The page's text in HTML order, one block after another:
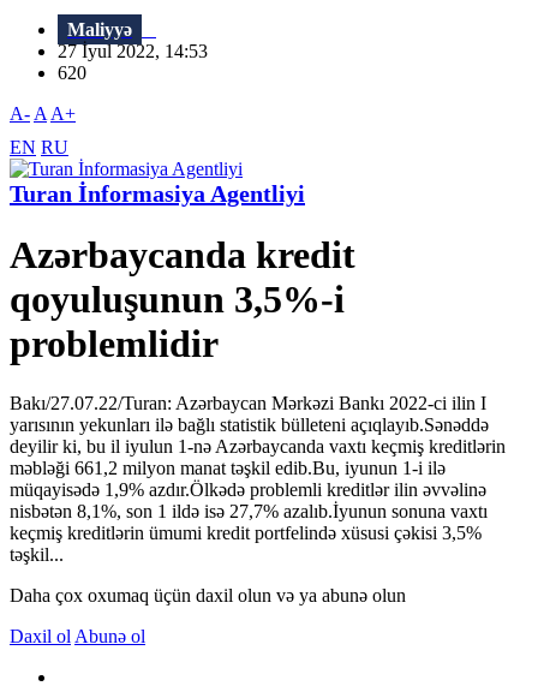
Maliyyə
27 İyul 2022, 14:53
620
A- A A+
EN RU
Turan İnformasiya Agentliyi
Azərbaycanda kredit
qoyuluşunun 3,5%-i
problemlidir
Bakı/27.07.22/Turan: Azərbaycan Mərkəzi Bankı 2022-ci ilin I
yarısının yekunları ilə bağlı statistik bülleteni açıqlayıb.Sənəddə
deyilir ki, bu il iyulun 1-nə Azərbaycanda vaxtı keçmiş kreditlərin
məbləği 661,2 milyon manat təşkil edib.Bu, iyunun 1-i ilə
müqayisədə 1,9% azdır.Ölkədə problemli kreditlər ilin əvvəlinə
nisbətən 8,1%, son 1 ildə isə 27,7% azalıb.İyunun sonuna vaxtı
keçmiş kreditlərin ümumi kredit portfelində xüsusi çəkisi 3,5%
təşkil...
Daha çox oxumaq üçün daxil olun və ya abunə olun
Daxil ol Abunə ol